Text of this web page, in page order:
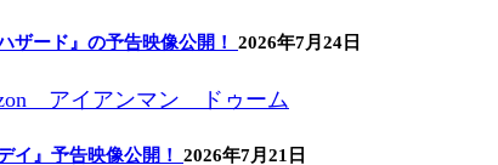
ザード』の予告映像公開！ 2026年7月24日
イ』予告映像公開！ 2026年7月21日